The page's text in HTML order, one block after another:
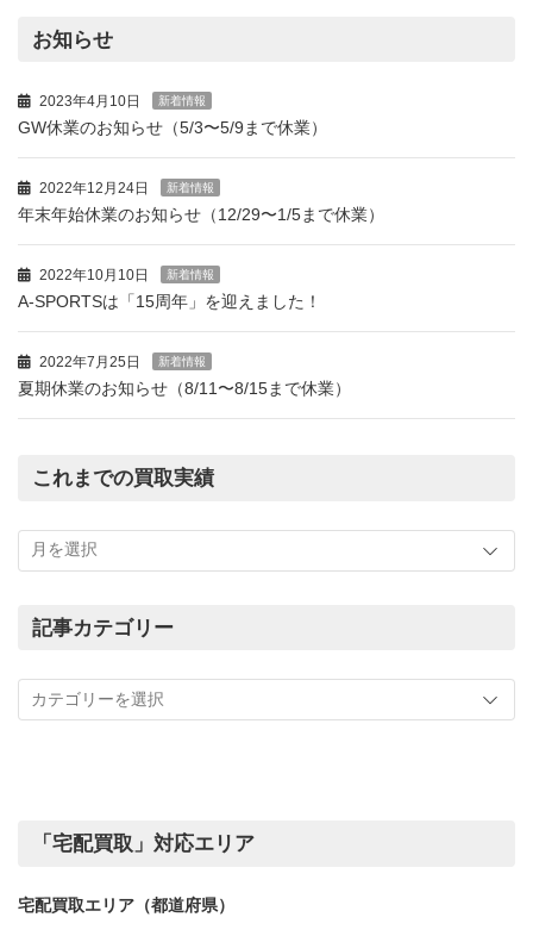
お知らせ
2023年4月10日 新着情報
GW休業のお知らせ（5/3〜5/9まで休業）
2022年12月24日 新着情報
年末年始休業のお知らせ（12/29〜1/5まで休業）
2022年10月10日 新着情報
A-SPORTSは「15周年」を迎えました！
2022年7月25日 新着情報
夏期休業のお知らせ（8/11〜8/15まで休業）
これまでの買取実績
ま
の
績
記事カテゴリー
カ
「宅配買取」対応エリア
宅配買取エリア（都道府県）